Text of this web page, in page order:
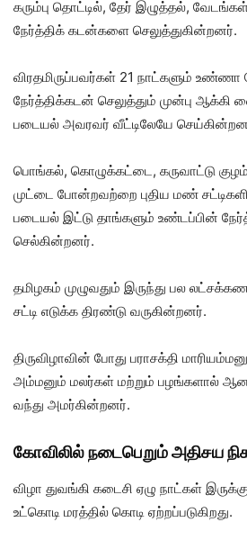
கரும்பு தொட்டில், தேர் இழுத்தல்,
நேர்த்திக் கடன்களை செலுத்துகின்றனர்.
விரதமிருப்பவர்கள் 21 நாட்களும் உண்ணா
நேர்த்திக்கடன் செலுத்தும் முன்பு ஆக்கி
படையல் அவரவர் வீட்டிலேயே
பொங்கல், கொழுக்கட்டை, கருவாட்டு
முட்டை போன்றவற்றை புதிய மண்
படையல் இட்டு தாங்களும் உண்டப்பின்
செல்கின்றனர்.
தமிழகம் முழுவதும் இருந்து பல
சட்டி எடுக்க திரண்டு வருகின்றனர்.
திருவிழாவின் போது பராசக்தி
அம்மனும் மலர்கள் மற்றும் பழங்களால்
வந்து அமர்கின்றனர்.
கோவிலில் நடைபெறும் அதிசய
விழா துவங்கி கடைசி ஏழு நாட்கள்
உட்கொடி மரத்தில் கொடி ஏற்றப்படுகிறது.